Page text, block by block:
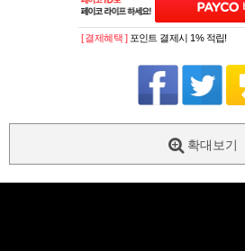
[ 결제혜택 ] 포인트 결제시 1% 적립!
확대보기